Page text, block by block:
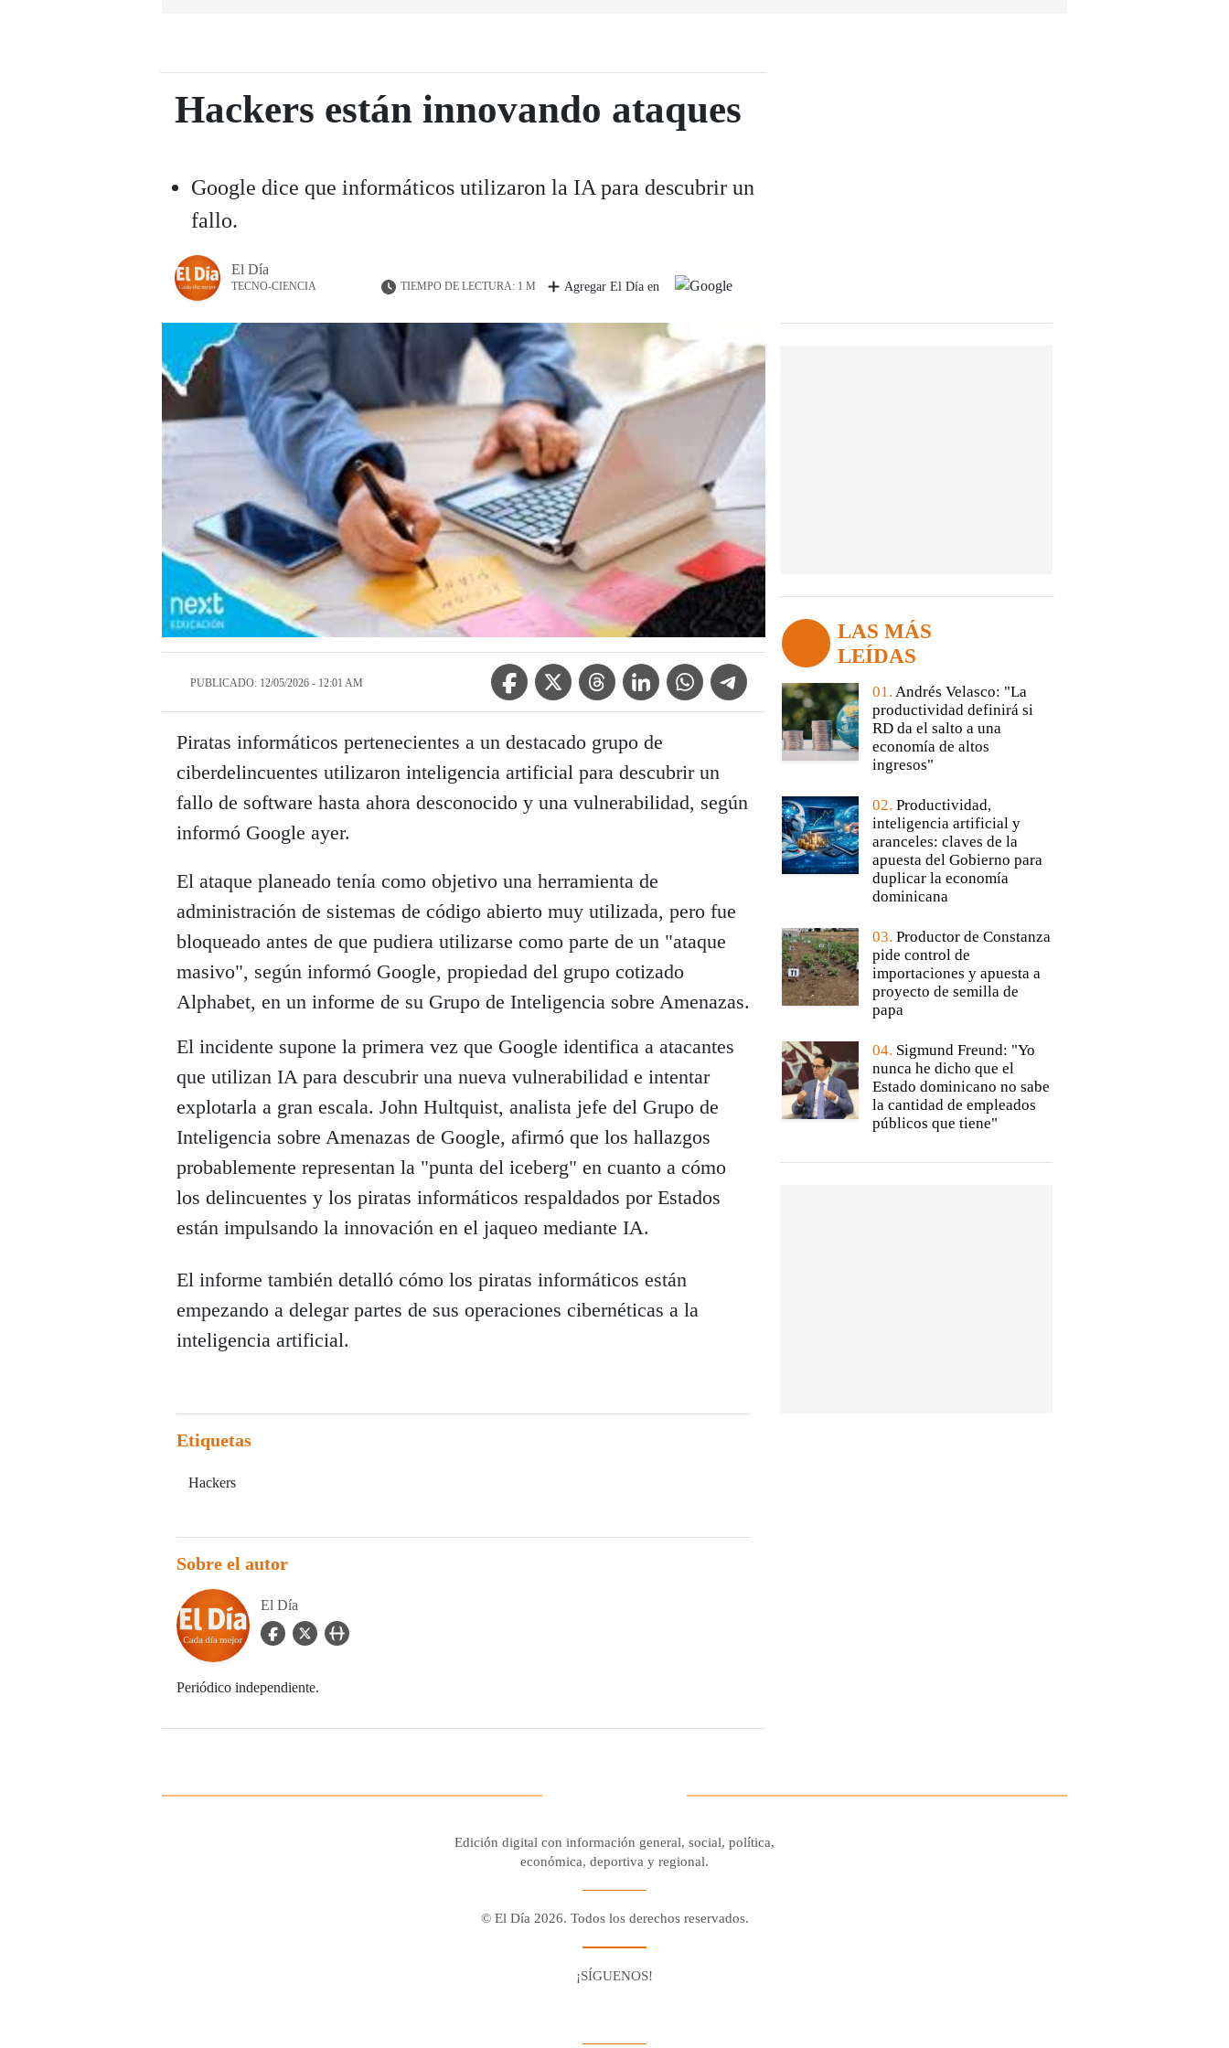
Hackers están innovando ataques
Google dice que informáticos utilizaron la IA para descubrir un
fallo.
El Día
TECNO-CIENCIA TIEMPO DE LECTURA: 1 M Agregar El Día en
PUBLICADO: 12/05/2026 - 12:01 AM
Facebook IconTwitter IconThreads IconLinkedin IconWhatsApp IconTelegram Icon
Piratas informáticos pertenecientes a un destacado grupo de
ciberdelincuentes utilizaron inteligencia artificial para descubrir un
fallo de software hasta ahora desconocido y una vulnerabilidad, según
informó Google ayer.
El ataque planeado tenía como objetivo una herramienta de
administración de sistemas de código abierto muy utilizada, pero fue
bloqueado antes de que pudiera utilizarse como parte de un "ataque
masivo", según informó Google, propiedad del grupo cotizado
Alphabet, en un informe de su Grupo de Inteligencia sobre Amenazas.
El incidente supone la primera vez que Google identifica a atacantes
que utilizan IA para descubrir una nueva vulnerabilidad e intentar
explotarla a gran escala. John Hultquist, analista jefe del Grupo de
Inteligencia sobre Amenazas de Google, afirmó que los hallazgos
probablemente representan la "punta del iceberg" en cuanto a cómo
los delincuentes y los piratas informáticos respaldados por Estados
están impulsando la innovación en el jaqueo mediante IA.
El informe también detalló cómo los piratas informáticos están
empezando a delegar partes de sus operaciones cibernéticas a la
inteligencia artificial.
Etiquetas
Hackers
Sobre el autor
El Día
facebook Icon
twitter Iconuser_url Icon
Periódico independiente.
LAS MÁS
LEÍDAS
01. Andrés Velasco: "La
productividad definirá si
RD da el salto a una
economía de altos
ingresos"
02. Productividad,
inteligencia artificial y
aranceles: claves de la
apuesta del Gobierno para
duplicar la economía
dominicana
03. Productor de Constanza
pide control de
importaciones y apuesta a
proyecto de semilla de
papa
04. Sigmund Freund: "Yo
nunca he dicho que el
Estado dominicano no sabe
la cantidad de empleados
públicos que tiene"
Edición digital con información general, social, política,
económica, deportiva y regional.
© El Día 2026. Todos los derechos reservados.
¡SÍGUENOS!